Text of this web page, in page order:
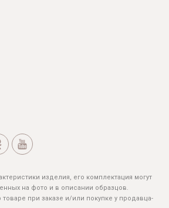
изделия, его комплектация могут
на фото и в описании образцов.
при заказе и/или покупке у продавца-